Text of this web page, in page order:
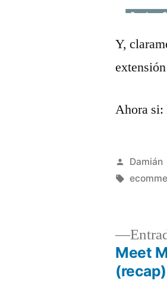
Y,
Ahora si:
Publicado
por
Damián
Navegación
Meet
(recap)